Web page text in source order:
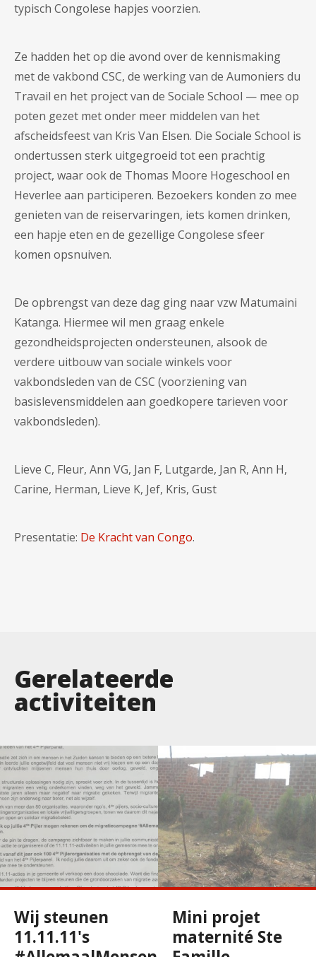
typisch Congolese hapjes voorzien.
Ze hadden het op die avond over de kennismaking
met de vakbond CSC, de werking van de Aumoniers du
Travail en het project van de Sociale School — mee op
poten gezet met onder meer middelen van het
afscheidsfeest van Kris Van Elsen. Die Sociale School is
ondertussen sterk uitgegroeid tot een prachtig
project, waar ook de Thomas Moore Hogeschool en
Heverlee aan participeren. Bezoekers konden zo mee
genieten van de reiservaringen, iets komen drinken,
een hapje eten en de gezellige Congolese sfeer
komen opsnuiven.
De opbrengst van deze dag ging naar vzw Matumaini
Katanga. Hiermee wil men graag enkele
gezondheidsprojecten ondersteunen, alsook de
verdere uitbouw van sociale winkels voor
vakbondsleden van de CSC (voorziening van
basislevensmiddelen aan goedkopere tarieven voor
vakbondsleden).
Lieve C, Fleur, Ann VG, Jan F, Lutgarde, Jan R, Ann H,
Carine, Herman, Lieve K, Jef, Kris, Gust
Presentatie: De Kracht van Congo.
Gerelateerde
activiteiten
Wij steunen
11.11.11's
Mini projet
maternité Ste